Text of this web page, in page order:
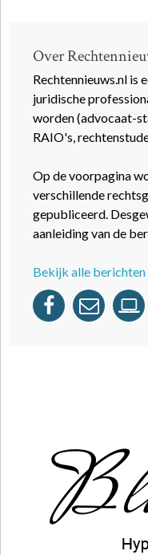
Over
Rechtennieuws.nl is
juridische
worden (advocaat-
RAIO's,
Op de voorpagina
verschillende
gepubliceerd.
aanleiding van de
Bekijk alle berichten